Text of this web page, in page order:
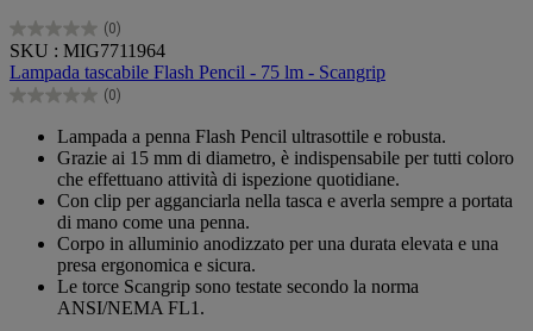
(0)
0.0
su
5
stelle.
SKU : MIG7711964
Lampada tascabile Flash Pencil - 75 lm - Scangrip
(0)
0.0
stelle.
Lampada a penna Flash Pencil ultrasottile e robusta.
Grazie ai 15 mm di diametro, è indispensabile per tutti coloro
che effettuano attività di ispezione quotidiane.
Con clip per agganciarla nella tasca e averla sempre a portata
di mano come una penna.
Corpo in alluminio anodizzato per una durata elevata e una
presa ergonomica e sicura.
Le torce Scangrip sono testate secondo la norma
ANSI/NEMA FL1.